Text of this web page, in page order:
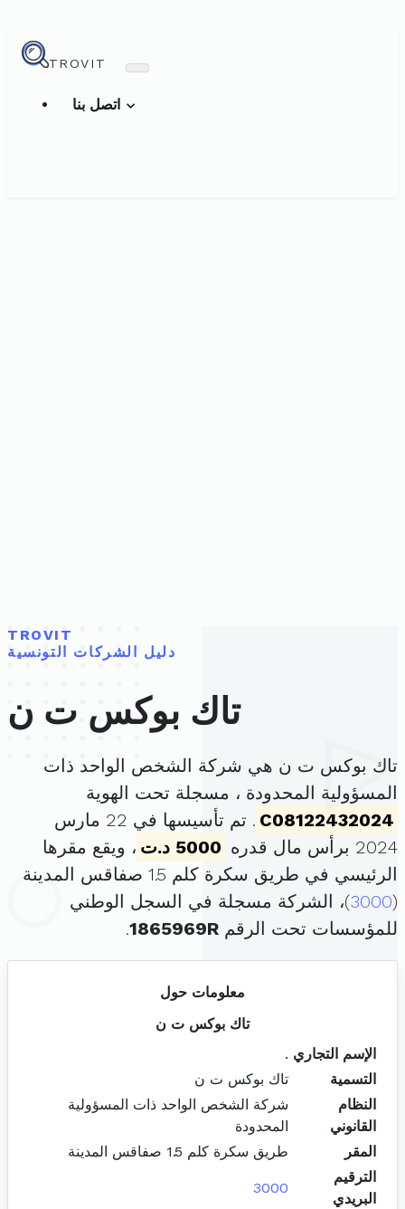
TROVIT
TROVIT
دليل الشركات التونسية
تاك بوكس ت ن
تاك بوكس ت ن هي شركة الشخص الواحد ذات
المسؤولية المحدودة ، مسجلة تحت الهوية
C08122432024
. تم تأسيسها في 22 مارس
2024 برأس مال قدره
5000 د.ت
، ويقع مقرها
الرئيسي في طريق سكرة كلم 1.5 صفاقس المدينة
(
3000)، الشركة مسجلة في السجل الوطني
للمؤسسات تحت الرقم 1865969R
.
معلومات حول
تاك بوكس ت ن
الإسم التجاري .
التسمية
تاك بوكس ت ن
النظام
القانوني
شركة الشخص الواحد ذات المسؤولية
المحدودة
المقر
طريق سكرة كلم 1.5 صفاقس المدينة
الترقيم
البريدي
3000